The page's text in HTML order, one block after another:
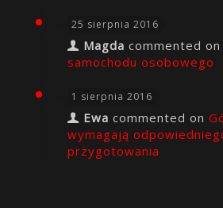
25 sierpnia 2016
Magda commented on
samochodu osobowego
1 sierpnia 2016
Ewa commented on
wymagają
przygotowania